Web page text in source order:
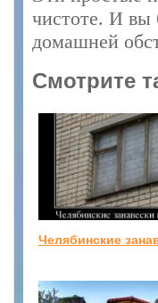
чистоте. И вы
домашней
Смотрите
Челябинские